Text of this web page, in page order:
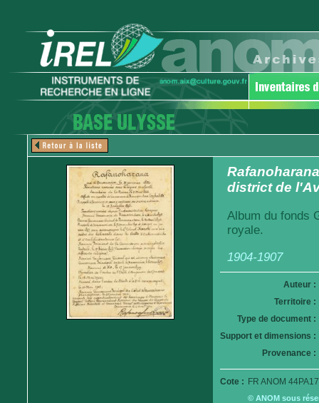
district de
Album du fonds
royale.
1904-1907
Auteur :
Territoire :
Type de document :
Support et dimensions :
Provenance :
Cote : FR ANOM
© ANOM sous